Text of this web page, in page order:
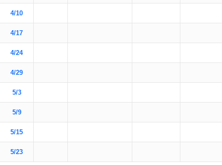
4/10
4/17
4/24
4/29
5/3
5/9
5/15
5/23